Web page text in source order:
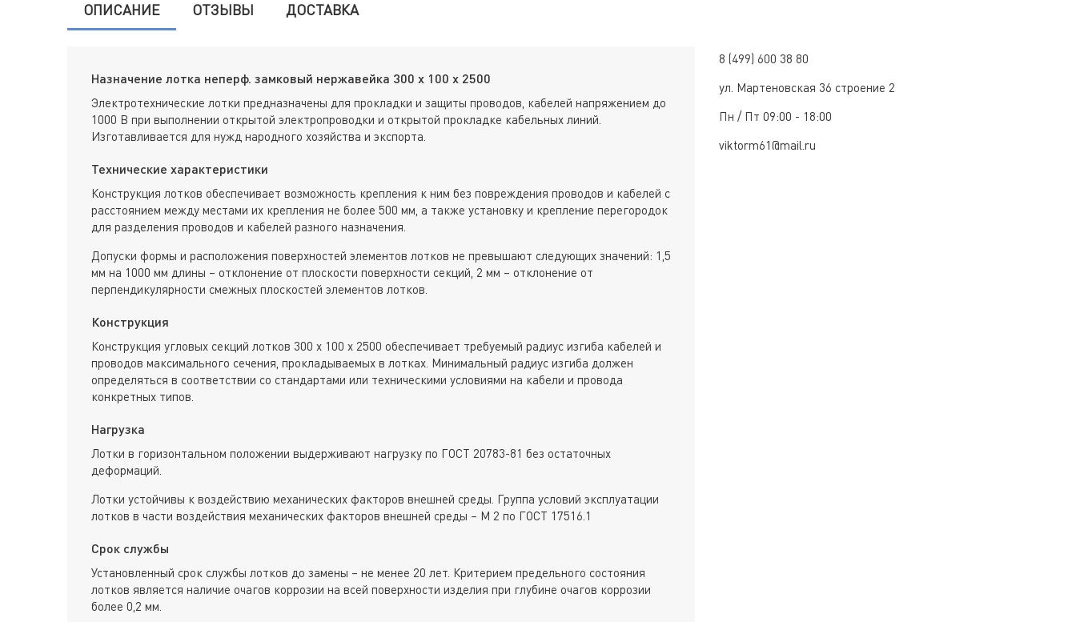
ОПИСАНИЕ ОТЗЫВЫ ДОСТАВКА
Назначение лотка неперф. замковый нержавейка 300 х 100 х 2500
Электротехнические лотки предназначены для прокладки и защиты проводов, кабелей напряжением до
1000 В при выполнении открытой электропроводки и открытой прокладке кабельных линий.
Изготавливается для нужд народного хозяйства и экспорта.
Технические характеристики
Конструкция лотков обеспечивает возможность крепления к ним без повреждения проводов и кабелей с
расстоянием между местами их крепления не более 500 мм, а также установку и крепление перегородок
для разделения проводов и кабелей разного назначения.
Допуски формы и расположения поверхностей элементов лотков не превышают следующих значений: 1,5
мм на 1000 мм длины – отклонение от плоскости поверхности секций, 2 мм – отклонение от
перпендикулярности смежных плоскостей элементов лотков.
Конструкция
Конструкция угловых секций лотков 300 х 100 х 2500 обеспечивает требуемый радиус изгиба кабелей и
проводов максимального сечения, прокладываемых в лотках. Минимальный радиус изгиба должен
определяться в соответствии со стандартами или техническими условиями на кабели и провода
конкретных типов.
Нагрузка
Лотки в горизонтальном положении выдерживают нагрузку по ГОСТ 20783-81 без остаточных
деформаций.
Лотки устойчивы к воздействию механических факторов внешней среды. Группа условий эксплуатации
лотков в части воздействия механических факторов внешней среды – М 2 по ГОСТ 17516.1
Срок службы
Установленный срок службы лотков до замены – не менее 20 лет. Критерием предельного состояния
лотков является наличие очагов коррозии на всей поверхности изделия при глубине очагов коррозии
более 0,2 мм.
8 (499) 600 38 80
ул. Мартеновская 36 строение 2
Пн / Пт 09:00 - 18:00
viktorm61@mail.ru